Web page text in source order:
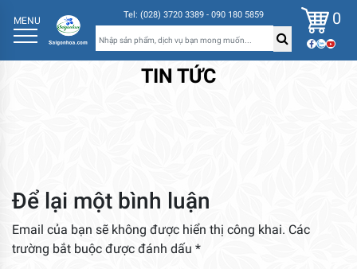
MENU Tel: (028) 3720 3389 - 090 180 5859 0
TIN TỨC
Để lại một bình luận
Email của bạn sẽ không được hiển thị công khai. Các
trường bắt buộc được đánh dấu *